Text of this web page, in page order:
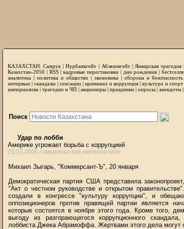
КАЗАХСТАН: Самрук |Нурбанкгейт | Аблязовгейт| Январская трагедия
Казахстан-2050 | RSS|кадровые перестановки| дни рождения |
аналитика | политика и общество | экономика | оборона и безопасность
интервью |скандалы | сенсации|криминал и коррупция|культура и спорт
империализм | трагедии и ЧП | акционеры | праздники | опросы | анекдоты |
Поиск
Удар по лобби
Америке угрожает борьба с коррупцией
23.01.2006 / американский империализм
Михаил Зыгарь, "Коммерсант-Ъ", 20 января
Демократическая партия США представила
"Акт о честном руководстве и открытом
создали в конгрессе "культуру коррупции", и
оппозиционеров против правящей партии является
которые состоятся в ноябре этого года. Кроме того,
выгоду из разгорающегося коррупционного
лоббиста Джека Абрамоффа. Жертвами этого дела могут